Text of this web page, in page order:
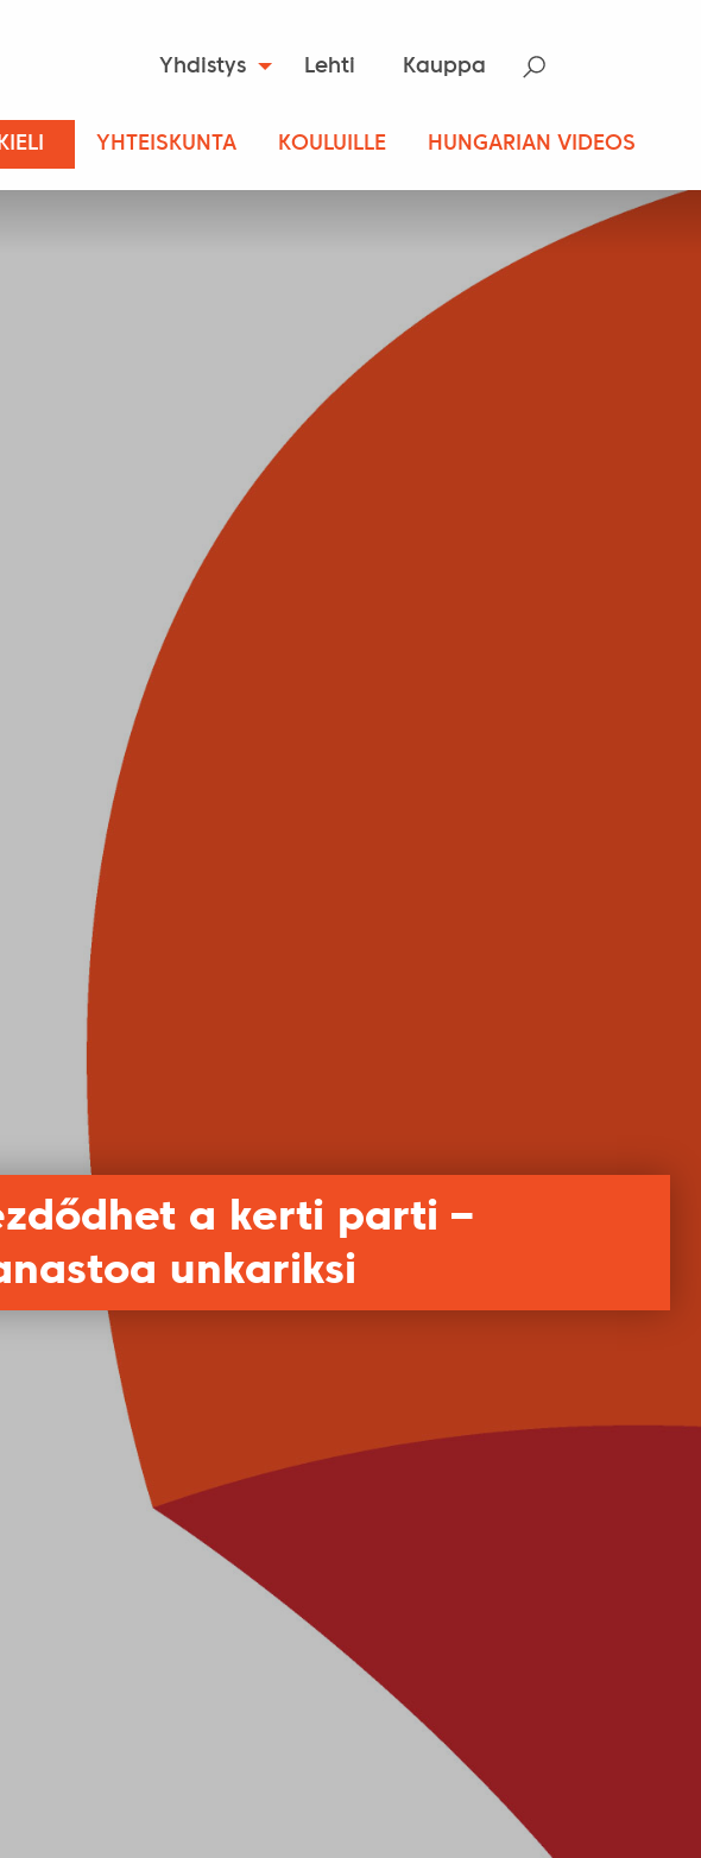
Yhdistys Lehti Kauppa
KIELI YHTEISKUNTA KOULUILLE HUNGARIAN VIDEOS
a kerti parti –
unkariksi